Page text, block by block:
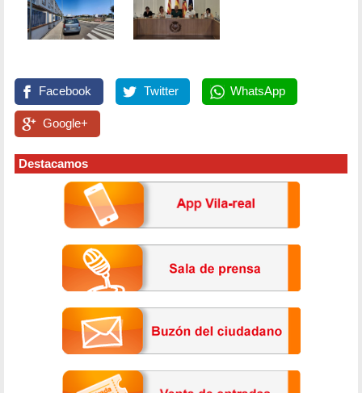
Facebook Twitter WhatsApp
Google+
Destacamos